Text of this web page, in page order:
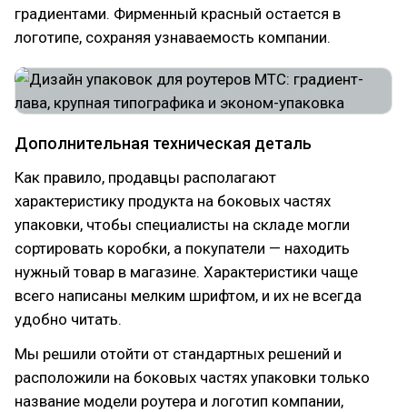
градиентами. Фирменный красный остается в
логотипе, сохраняя узнаваемость компании.
Дополнительная техническая деталь
Как правило, продавцы располагают
характеристику продукта на боковых частях
упаковки, чтобы специалисты на складе могли
сортировать коробки, а покупатели — находить
нужный товар в магазине. Характеристики чаще
всего написаны мелким шрифтом, и их не всегда
удобно читать.
Мы решили отойти от стандартных решений и
расположили на боковых частях упаковки только
название модели роутера и логотип компании,